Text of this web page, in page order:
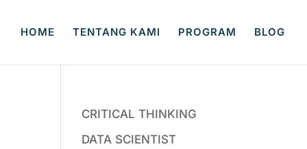
HOME TENTANG KAMI PROGRAM BLOG
CRITICAL THINKING
DATA SCIENTIST